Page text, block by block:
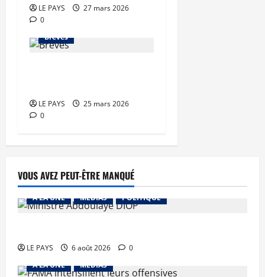
LE PAYS
27 mars 2026
0
Brèves
LE PAYS
25 mars 2026
0
VOUS AVEZ PEUT-ÊTRE MANQUÉ
A LA UNE MEDIAS POLITIQUE
LE PAYS 6 août 2026
0
A LA UNE
MEDIAS